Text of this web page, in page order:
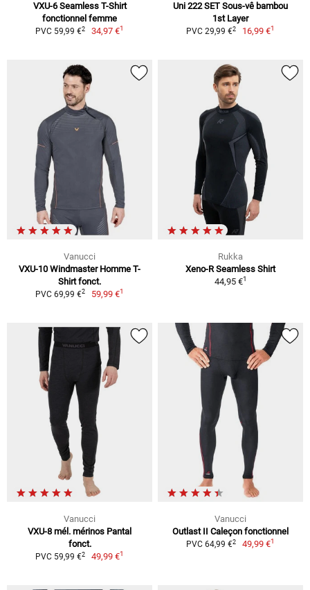
VXU-6 Seamless T-Shirt
fonctionnel femme
PVC 59,99 €2 34,97 €1
Uni 222 SET Sous-vê bambou
1st Layer
PVC 29,99 €2 16,99 €1
Vanucci
VXU-10 Windmaster Homme T-
Shirt fonct.
PVC 69,99 €2 59,99 €1
Rukka
Xeno-R Seamless Shirt
44,95 €1
Vanucci
VXU-8 mél. mérinos Pantal
fonct.
PVC 59,99 €2 49,99 €1
Vanucci
Outlast II Caleçon fonctionnel
PVC 64,99 €2 49,99 €1